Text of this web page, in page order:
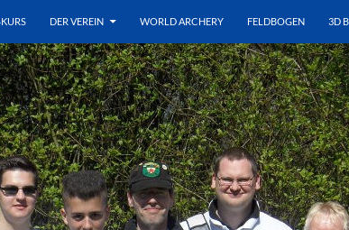
DER VEREIN WORLD ARCHERY FELDBOGEN 3D